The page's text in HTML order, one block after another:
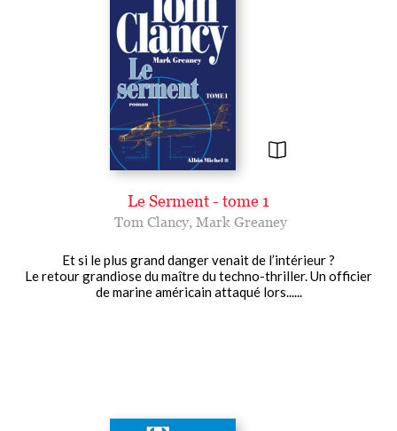
Le Serment - tome 1
Tom Clancy, Mark Greaney
Et si le plus grand danger venait de l’intérieur ?
Le retour grandiose du maître du techno-thriller. Un officier
de marine américain attaqué lors......